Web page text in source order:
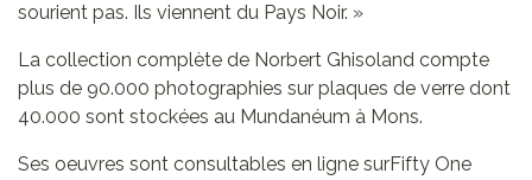
sourient pas. Ils viennent du Pays Noir. »
La collection complète de Norbert Ghisoland compte
plus de 90.000 photographies sur plaques de verre dont
40.000 sont stockées au Mundanéum à Mons.
Ses oeuvres sont consultables en ligne surFifty One